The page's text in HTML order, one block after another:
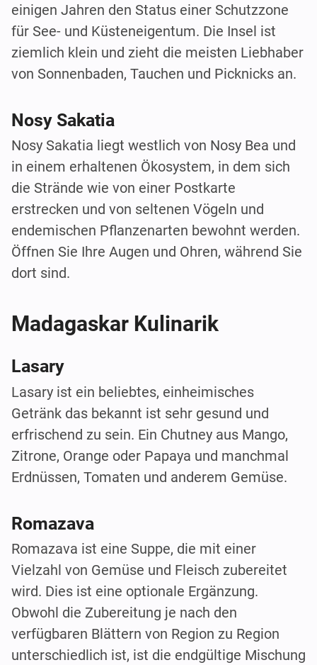
einigen Jahren den Status einer Schutzzone
für See- und Küsteneigentum. Die Insel ist
ziemlich klein und zieht die meisten Liebhaber
von Sonnenbaden, Tauchen und Picknicks an.
Nosy Sakatia
Nosy Sakatia liegt westlich von Nosy Bea und
in einem erhaltenen Ökosystem, in dem sich
die Strände wie von einer Postkarte
erstrecken und von seltenen Vögeln und
endemischen Pflanzenarten bewohnt werden.
Öffnen Sie Ihre Augen und Ohren, während Sie
dort sind.
Madagaskar Kulinarik
Lasary
Lasary ist ein beliebtes, einheimisches
Getränk das bekannt ist sehr gesund und
erfrischend zu sein. Ein Chutney aus Mango,
Zitrone, Orange oder Papaya und manchmal
Erdnüssen, Tomaten und anderem Gemüse.
Romazava
Romazava ist eine Suppe, die mit einer
Vielzahl von Gemüse und Fleisch zubereitet
wird. Dies ist eine optionale Ergänzung.
Obwohl die Zubereitung je nach den
verfügbaren Blättern von Region zu Region
unterschiedlich ist, ist die endgültige Mischung